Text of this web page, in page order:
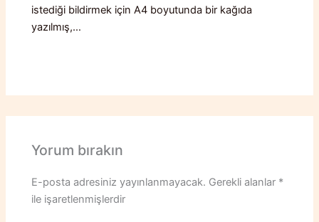
istediği bildirmek için A4 boyutunda bir kağıda
yazılmış,…
Yorum bırakın
E-posta adresiniz yayınlanmayacak. Gerekli alanlar *
ile işaretlenmişlerdir